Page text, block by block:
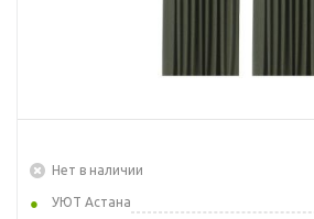
Нет в наличии
УЮТ Астана